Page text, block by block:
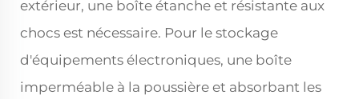
extérieur, une boîte étanche et résistante aux
chocs est nécessaire. Pour le stockage
d'équipements électroniques, une boîte
imperméable à la poussière et absorbant les